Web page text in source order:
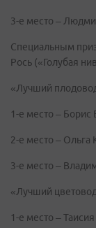
3-е место –
Специальным
Рось («Голубая
«Лучший
1-е место –
2-е место – Ольга
3-е место –
«Лучший
1-е место –